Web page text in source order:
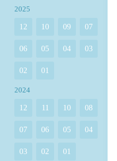
2025
12 10 09 07
06 05 04 03
02 01
2024
12 11 10 08
07 06 05 04
03 02 01